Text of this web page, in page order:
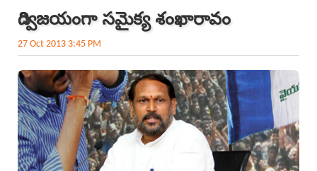
దిగ్విజయంగా సమైక్య శంఖారావం
27 Oct 2013 3:45 PM